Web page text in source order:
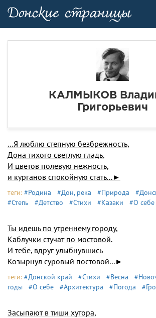
КАЛМЫКОВ
Григорьевич
…Я люблю степную безбрежность,
Дона тихого светлую гладь.
И цветов полевую нежность,
и курганов спокойную стать...►
теги: #Родина #Дон, река #Природа
#Степь
#Детство #Стихи #Казаки #О себе
Ты идешь по утреннему городу,
Каблучки стучат по мостовой.
И тебе, вдруг улыбнувшись
Козырнул суровый постовой...►
теги: #Донской край #Стихи #Весна
годы
#О себе #Архитектура #Погода
Засыпают в тиши хутора,